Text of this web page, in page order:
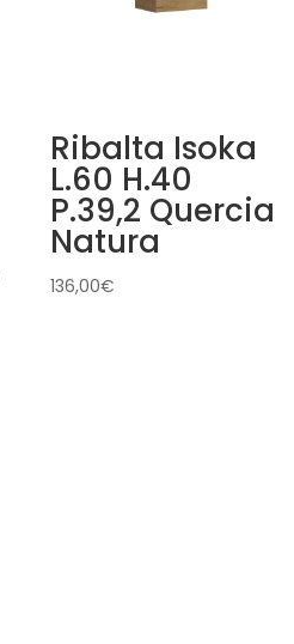
Ribalta Isoka
L.60 H.40
P.39,2 Quercia
Natura
136,00€